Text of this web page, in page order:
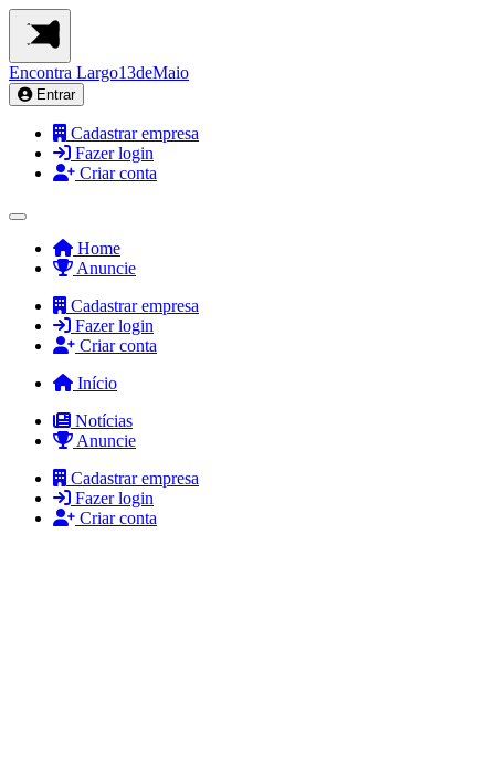
Encontra Largo13deMaio
Entrar
Cadastrar empresa
Fazer login
Criar conta
Home
Anuncie
Cadastrar empresa
Fazer login
Criar conta
Início
Notícias
Anuncie
Cadastrar empresa
Fazer login
Criar conta